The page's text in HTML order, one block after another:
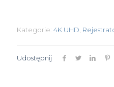
Kategorie: 4K UHD
Udostępnij